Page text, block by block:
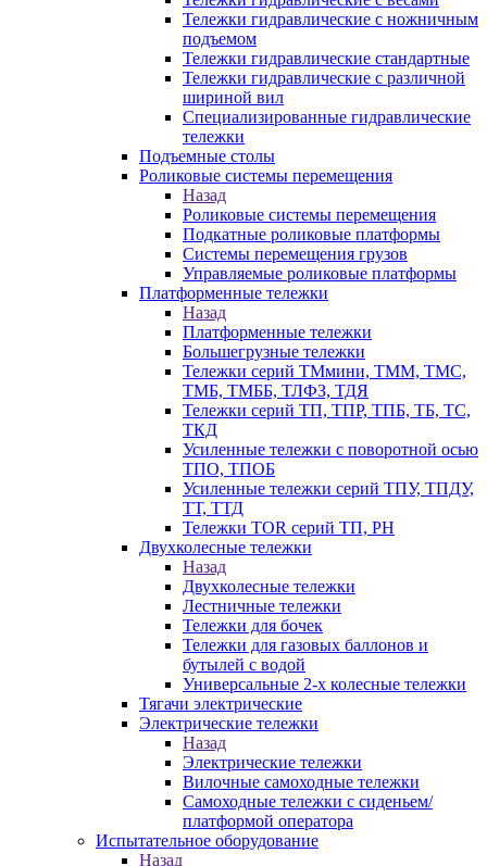
Тележки гидравлические с ножничным
подъемом
Тележки гидравлические стандартные
Тележки гидравлические с различной
шириной вил
Специализированные гидравлические
тележки
Подъемные столы
Роликовые системы перемещения
Назад
Роликовые системы перемещения
Подкатные роликовые платформы
Системы перемещения грузов
Управляемые роликовые платформы
Платформенные тележки
Назад
Платформенные тележки
Большегрузные тележки
Тележки серий ТМмини, ТММ, ТМС,
ТМБ, ТМББ, ТЛФЗ, ТДЯ
Тележки серий ТП, ТПР, ТПБ, ТБ, ТС,
ТКД
Усиленные тележки с поворотной осью
ТПО, ТПОБ
Усиленные тележки серий ТПУ, ТПДУ,
ТТ, ТТД
Тележки TOR серий ТП, PH
Двухколесные тележки
Назад
Двухколесные тележки
Лестничные тележки
Тележки для бочек
Тележки для газовых баллонов и
бутылей с водой
Универсальные 2-х колесные тележки
Тягачи электрические
Электрические тележки
Назад
Электрические тележки
Вилочные самоходные тележки
Самоходные тележки с сиденьем/
платформой оператора
Испытательное оборудование
Назад